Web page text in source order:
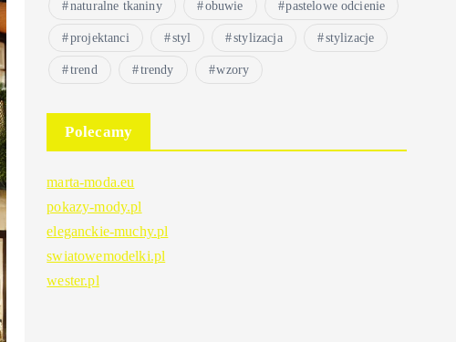
naturalne tkaniny obuwie pastelowe odcienie
projektanci styl stylizacja stylizacje
trend trendy wzory
Polecamy
marta-moda.eu
pokazy-mody.pl
eleganckie-muchy.pl
swiatowemodelki.pl
wester.pl